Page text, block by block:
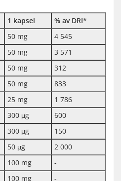
1 kapsel
% av DRI*
50 mg
4 545
50 mg
3 571
50 mg
312
50 mg
833
25 mg
1 786
300 μg
600
300 μg
150
50 μg
2 000
100 mg
-
100 mg -